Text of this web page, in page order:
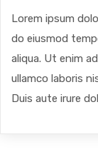
Lorem ipsum
do eiusmod
aliqua. Ut enim
ullamco laboris
Duis aute irure